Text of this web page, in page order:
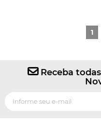
1
Receba